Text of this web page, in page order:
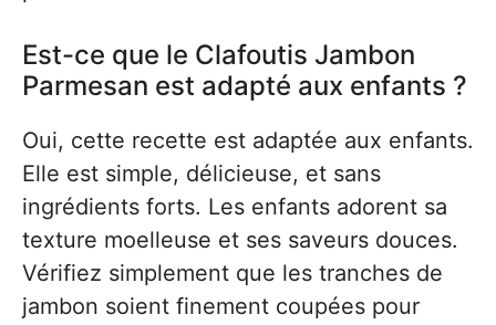
Est-ce que le Clafoutis Jambon
Parmesan est adapté aux enfants ?
Oui, cette recette est adaptée aux enfants.
Elle est simple, délicieuse, et sans
ingrédients forts. Les enfants adorent sa
texture moelleuse et ses saveurs douces.
Vérifiez simplement que les tranches de
jambon soient finement coupées pour